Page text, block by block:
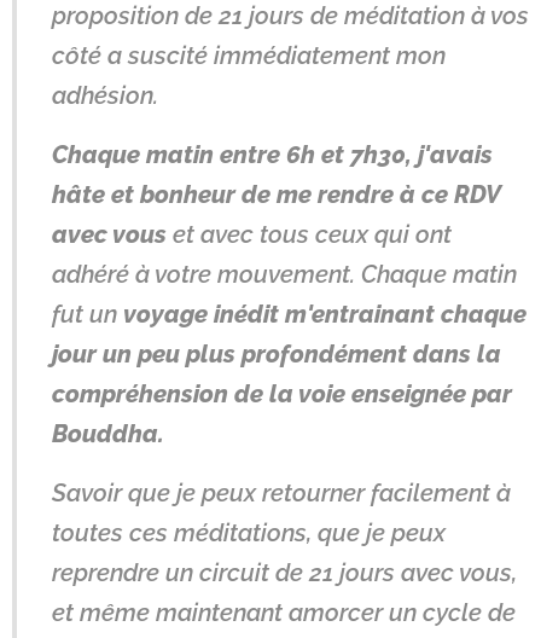
proposition de 21 jours de méditation à vos
côté a suscité immédiatement mon
adhésion.
Chaque matin entre 6h et 7h30, j'avais
hâte et bonheur de me rendre à ce RDV
avec vous et avec tous ceux qui ont
adhéré à votre mouvement. Chaque matin
fut un voyage inédit m'entrainant chaque
jour un peu plus profondément dans la
compréhension de la voie enseignée par
Bouddha.
Savoir que je peux retourner facilement à
toutes ces méditations, que je peux
reprendre un circuit de 21 jours avec vous,
et même maintenant amorcer un cycle de